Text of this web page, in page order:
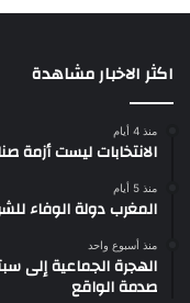
اكثر الاخبار مشاهدة
منذ 4 أيام
الانتخابات ليست أزمة
منذ 5 أيام
المغرب دولة الوفاء
منذ أسبوع واحد
الهجرة الجماعية إلى
صدمة الواقع